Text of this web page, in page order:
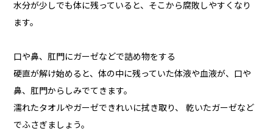
水分が少しでも体に残っていると、そこから腐敗しやすくなり
ます。
口や鼻、肛門にガーゼなどで詰め物をする
硬直が解け始めると、体の中に残っていた体液や血液が、口や
鼻、肛門からしみでてきます。
濡れたタオルやガーゼできれいに拭き取り、 乾いたガーゼなど
でふさぎましょう。